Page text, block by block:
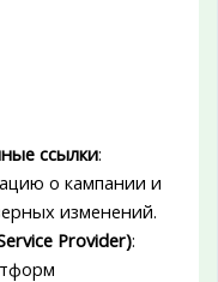
ссылки:
о кампании и
изменений.
Provider):